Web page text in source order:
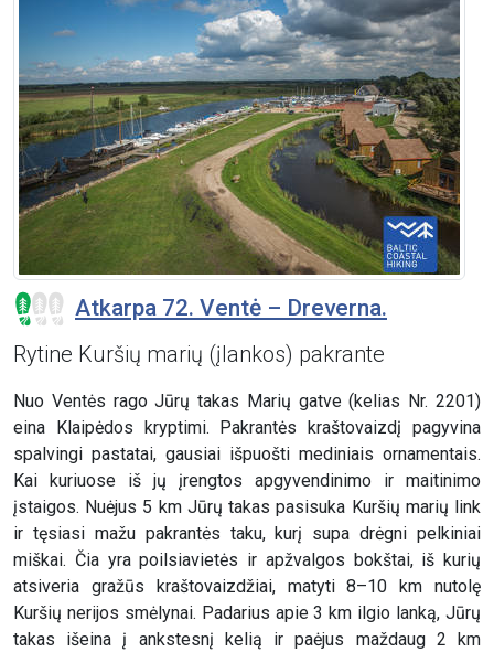
Atkarpa 72. Ventė – Dreverna.
Rytine Kuršių marių (įlankos) pakrante
Nuo Ventės rago Jūrų takas Marių gatve (kelias Nr. 2201)
eina Klaipėdos kryptimi. Pakrantės kraštovaizdį pagyvina
spalvingi pastatai, gausiai išpuošti mediniais ornamentais.
Kai kuriuose iš jų įrengtos apgyvendinimo ir maitinimo
įstaigos. Nuėjus 5 km Jūrų takas pasisuka Kuršių marių link
ir tęsiasi mažu pakrantės taku, kurį supa drėgni pelkiniai
miškai. Čia yra poilsiavietės ir apžvalgos bokštai, iš kurių
atsiveria gražūs kraštovaizdžiai, matyti 8–10 km nutolę
Kuršių nerijos smėlynai. Padarius apie 3 km ilgio lanką, Jūrų
takas išeina į ankstesnį kelią ir paėjus maždaug 2 km